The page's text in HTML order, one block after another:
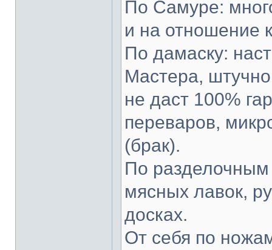
По Самуре:
и на отношение
По дамаску:
Мастера,
не даст 100%
переваров,
(брак).
По разделочным
мясных лавок,
досках.
От себя по